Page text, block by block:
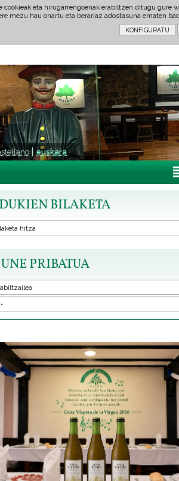
cookieak eta hirugarrengoenak erabiltzen ditugu gure
mezu hau onartu eta berariaz adostasuna ematen
euskara
BILAKETA
PRIBATUA